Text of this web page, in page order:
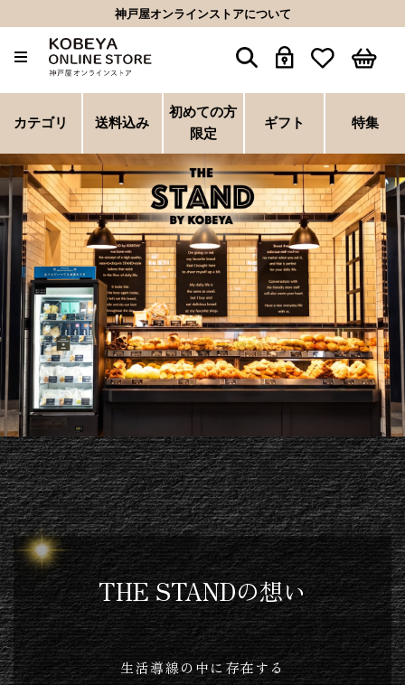
神戸屋オンラインストアについて
カテゴリ 送料込み
初めての方
限定
ギフト 特集
ホーム THE STAND
THE STANDの想い
生活導線の中に存在する